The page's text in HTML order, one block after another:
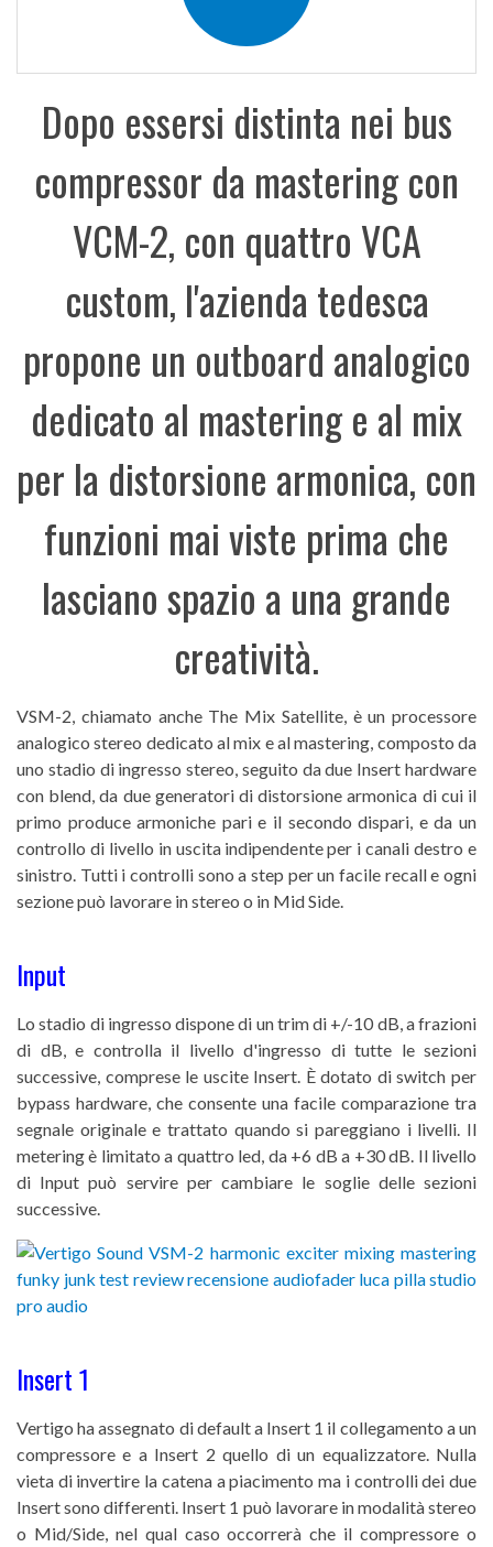
Dopo essersi distinta nei bus
compressor da mastering con
VCM-2, con quattro VCA
custom, l'azienda tedesca
propone un outboard analogico
dedicato al mastering e al mix
per la distorsione armonica, con
funzioni mai viste prima che
lasciano spazio a una grande
creatività.
VSM-2, chiamato anche The Mix Satellite, è un processore
analogico stereo dedicato al mix e al mastering, composto da
uno stadio di ingresso stereo, seguito da due Insert hardware
con blend, da due generatori di distorsione armonica di cui il
primo produce armoniche pari e il secondo dispari, e da un
controllo di livello in uscita indipendente per i canali destro e
sinistro. Tutti i controlli sono a step per un facile recall e ogni
sezione può lavorare in stereo o in Mid Side.
Input
Lo stadio di ingresso dispone di un trim di +/-10 dB, a frazioni
di dB, e controlla il livello d'ingresso di tutte le sezioni
successive, comprese le uscite Insert. È dotato di switch per
bypass hardware, che consente una facile comparazione tra
segnale originale e trattato quando si pareggiano i livelli. Il
metering è limitato a quattro led, da +6 dB a +30 dB. Il livello
di Input può servire per cambiare le soglie delle sezioni
successive.
Insert 1
Vertigo ha assegnato di default a Insert 1 il collegamento a un
compressore e a Insert 2 quello di un equalizzatore. Nulla
vieta di invertire la catena a piacimento ma i controlli dei due
Insert sono differenti. Insert 1 può lavorare in modalità stereo
o Mid/Side, nel qual caso occorrerà che il compressore o